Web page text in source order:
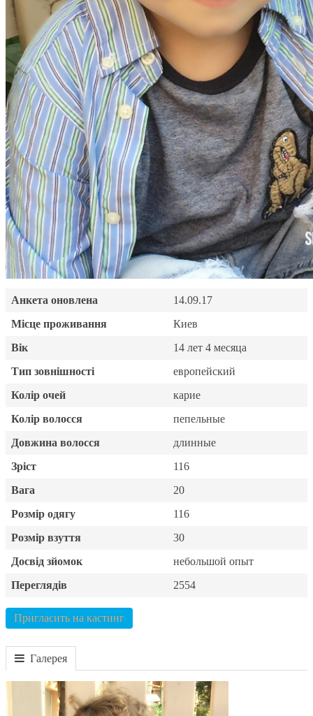
Анкета оновлена
14.09.17
Місце проживання
Киев
Вік
14 лет 4 месяца
Тип зовнішності
европейский
Колір очей
карие
Колір волосся
пепельные
Довжина волосся
длинные
Зріст
116
Вага
20
Розмір одягу
116
Розмір взуття
30
Досвід зйомок
небольшой опыт
Переглядів
2554
Пригласить на кастинг
Галерея